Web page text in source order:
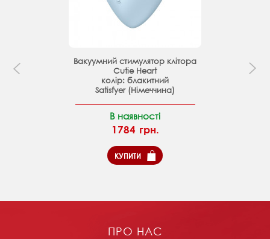
Вакуумний стимулятор клітора
Cutie Heart
колір: блакитний
Satisfyer (Німеччина)
В наявності
1784 грн.
КУПИТИ
ПРО НАС